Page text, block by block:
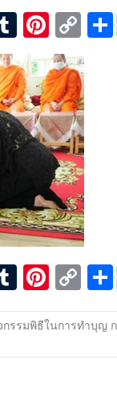
T
u
m
bl
r
Pi
nt
er
e
st
C
o
p
y
Li
n
k
T
u
m
bl
Pi
nt
er
e
C
o
p
y
รรมพิธีในการทำบุญ